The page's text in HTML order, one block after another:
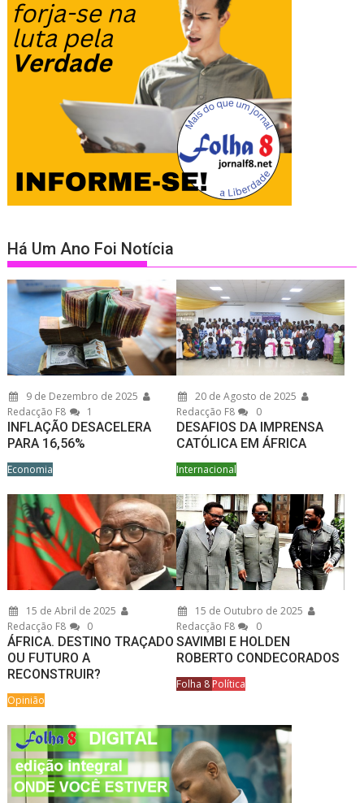
Há Um Ano Foi Notícia
9 de Dezembro de 2025
Redacção F8
1
INFLAÇÃO DESACELERA
PARA 16,56%
Economia
20 de Agosto de 2025
Redacção F8
0
DESAFIOS DA IMPRENSA
CATÓLICA EM ÁFRICA
Internacional
15 de Abril de 2025
Redacção F8
0
ÁFRICA. DESTINO TRAÇADO
OU FUTURO A
RECONSTRUIR?
Opinião
15 de Outubro de 2025
Redacção F8
0
SAVIMBI E HOLDEN
ROBERTO CONDECORADOS
Folha 8 Política